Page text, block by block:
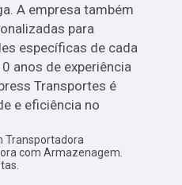
A empresa também
para
específicas de cada
anos de experiência
Transportes é
e eficiência no
Transportadora
com Armazenagem.